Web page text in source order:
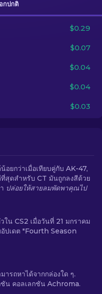
กปกติ
$0.29
$0.07
$0.04
$0.04
$0.03
อยกว่าเมื่อเทียบคู่กับ AK-47,
สุดสำหรับ CT มันถูกลงสีด้วย
ปล่อยให้สายลมพัดพาคุณไป
น CS2 เมื่อวันที่ 21 มกราคม
ปเดต "Fourth Season
รถหาได้จากกล่องใด ๆ.
ชัน คอลเลกชัน Achroma.